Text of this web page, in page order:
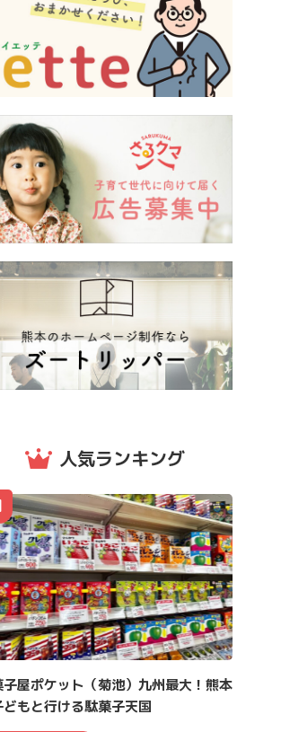
人気ランキング
子屋ポケット（菊池）九州最大！熊本
どもと行ける駄菓子天国